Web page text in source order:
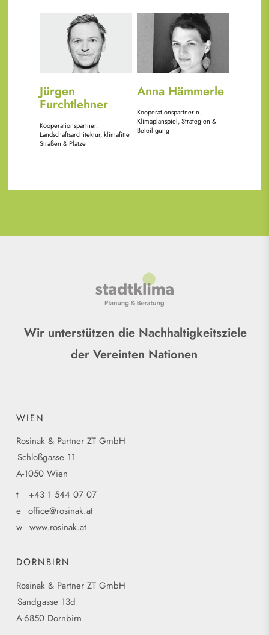
Jürgen
Furchtlehner
Kooperationspartner.
Landschaftsarchitektur, klimafitte
Straßen & Plätze
Bild
Anna Hämmerle
Kooperationspartnerin.
Klimaplanspiel, Strategien &
Beteiligung
Wir unterstützen die Nachhaltigkeitsziele
der Vereinten Nationen
WIEN
Rosinak & Partner ZT GmbH
Schloßgasse 11
A-1050 Wien
t
+43 1 544 07 07
e office@rosinak.at
w www.rosinak.at
DORNBIRN
Rosinak & Partner ZT GmbH
Sandgasse 13d
A-6850 Dornbirn